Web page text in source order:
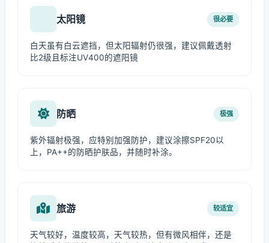
太阳镜 很必要
白天虽有白云遮挡，但太阳辐射仍很强，建议佩戴透射
比2级且标注UV400的遮阳镜
防晒 极强
紫外辐射极强，应特别加强防护，建议涂擦SPF20以
上，PA++的防晒护肤品，并随时补涂。
旅游 较适宜
天气较好，温度较高，天气较热，但有微风相伴，还是